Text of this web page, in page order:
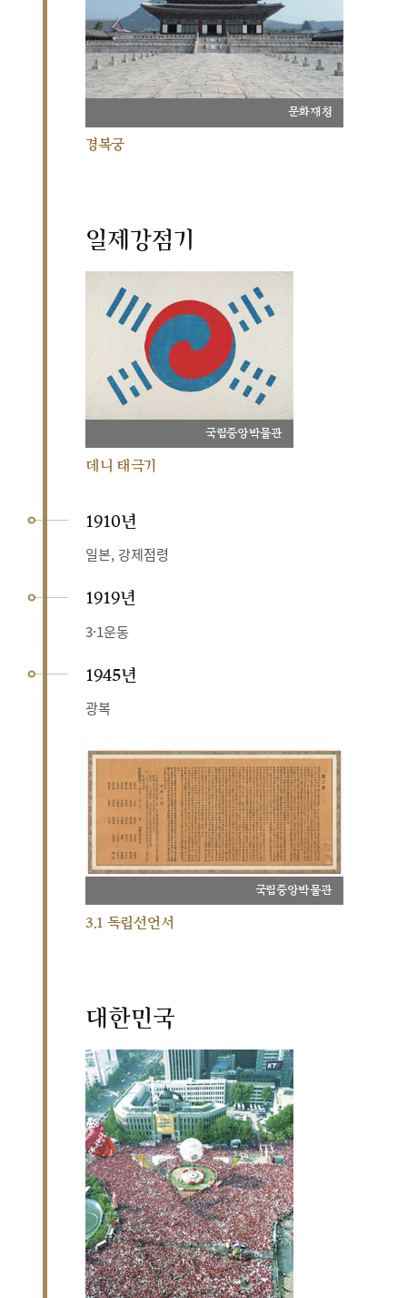
문화재청
경복궁
일제강점기
국립중앙박물관
데니 태극기
1910년
일본, 강제점령
1919년
3·1운동
1945년
광복
국립중앙박물관
3.1 독립선언서
대한민국